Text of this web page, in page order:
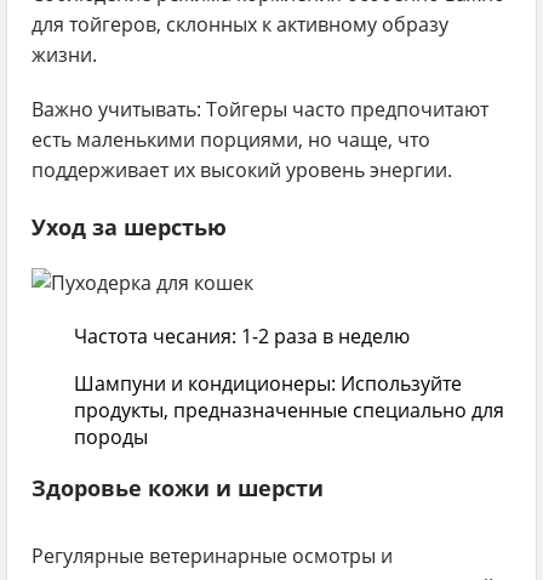
для тойгеров, склонных к активному образу
жизни.
Важно учитывать: Тойгеры часто предпочитают
есть маленькими порциями, но чаще, что
поддерживает их высокий уровень энергии.
Уход за шерстью
Частота чесания: 1-2 раза в неделю
Шампуни и кондиционеры: Используйте
продукты, предназначенные специально для
породы
Здоровье кожи и шерсти
Регулярные ветеринарные осмотры и